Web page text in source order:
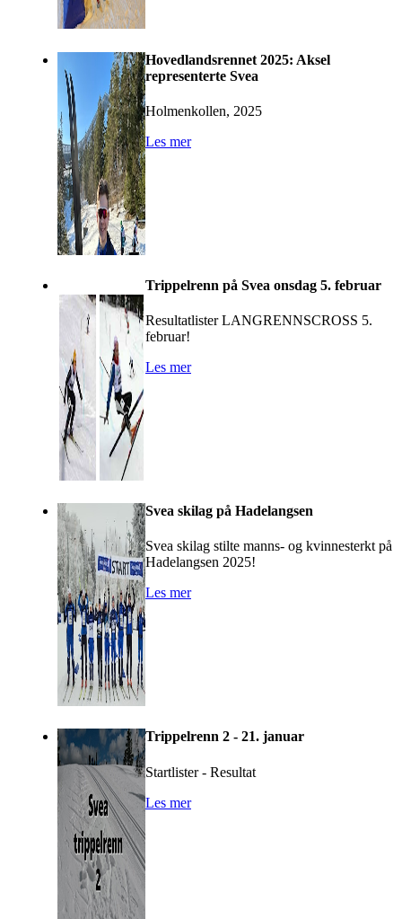
Hovedlandsrennet 2025: Aksel
representerte Svea
Holmenkollen, 2025
Les mer
Trippelrenn på Svea onsdag 5. februar
Resultatlister LANGRENNSCROSS 5.
februar!
Les mer
Svea skilag på Hadelangsen
Svea skilag stilte manns- og kvinnesterkt på
Hadelangsen 2025!
Les mer
Trippelrenn 2 - 21. januar
Startlister - Resultat
Les mer